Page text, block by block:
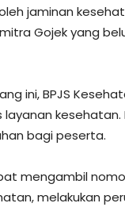
jaminan
Gojek yang
ini, BPJS
bagi peserta.
mengambil
melakukan